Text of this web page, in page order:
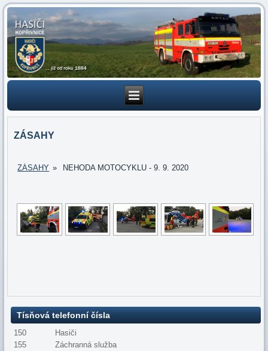
ZÁSAHY
ZÁSAHY » NEHODA MOTOCYKLU - 9. 9. 2020
Tísňová telefonní čísla
150
Hasiči
155
Záchranná služba